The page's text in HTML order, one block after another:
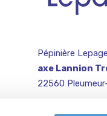
Pépinière
axe Lannion
22560